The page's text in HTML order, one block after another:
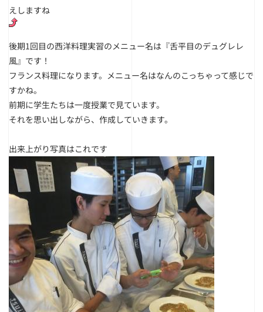
えしますね
後期1回目の西洋料理実習のメニュー名は『舌平目のデュグレレ
風』です！
フランス料理になります。メニュー名はなんのこっちゃって感じで
すかね。
前期に学生たちは一度授業で見ています。
それを思い出しながら、作成していきます。
出来上がり写真はこれです